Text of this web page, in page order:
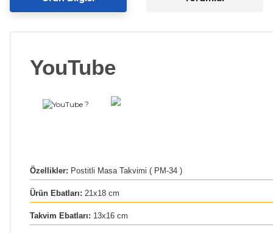
YouTube
?
Özellikler: Postitli Masa Takvimi ( PM-34 )
Ürün Ebatları: 21x18 cm
Takvim Ebatları: 13x16 cm